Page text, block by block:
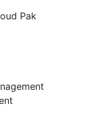
Pak